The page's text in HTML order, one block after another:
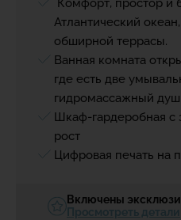
Комфорт, простор и
Атлантический
обширной террасы.
Ванная комната
где есть две
гидромассажный
Шкаф-гардеробная с
рост
Цифровая печать на
Включены
Просмотреть детали